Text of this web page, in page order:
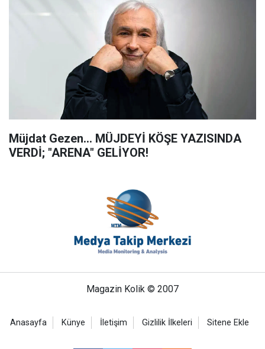
Müjdat Gezen... MÜJDEYİ KÖŞE YAZISINDA
VERDİ; "ARENA" GELİYOR!
Magazin Kolik © 2007
Anasayfa Künye İletişim Gizlilik İlkeleri Sitene Ekle